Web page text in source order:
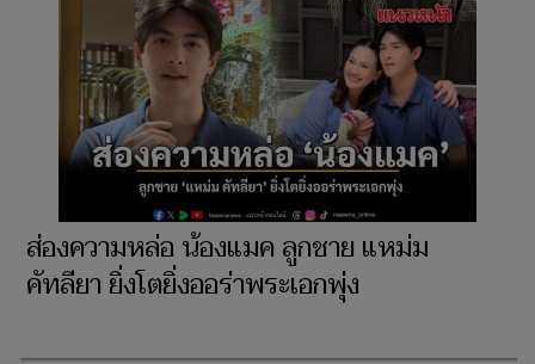
ส่องความหล่อ น้องแมค ลูกชาย แหม่ม
คัทลียา ยิ่งโตยิ่งออร่าพระเอกพุ่ง